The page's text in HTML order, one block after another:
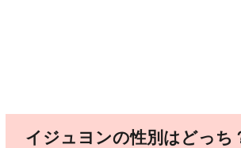
イジュヨンの性別はどっち